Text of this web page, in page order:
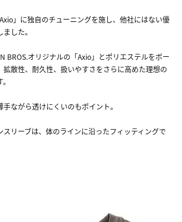
」に独自のチューニングを施し、他社にはない優
した。
BROS.オリジナルの「Axio」とポリエステルをボー
拡散性、耐久性、扱いやすさをさらに高めた理想の
ながら透けにくいのもポイント。
リーブは、体のラインに沿ったフィッティングで